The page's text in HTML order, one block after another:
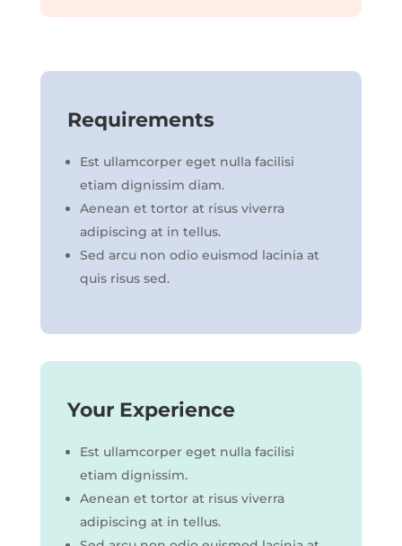
Requirements
Est ullamcorper eget nulla facilisi
etiam dignissim diam.
Aenean et tortor at risus viverra
adipiscing at in tellus.
Sed arcu non odio euismod lacinia at
quis risus sed.
Your Experience
Est ullamcorper eget nulla facilisi
etiam dignissim.
Aenean et tortor at risus viverra
adipiscing at in tellus.